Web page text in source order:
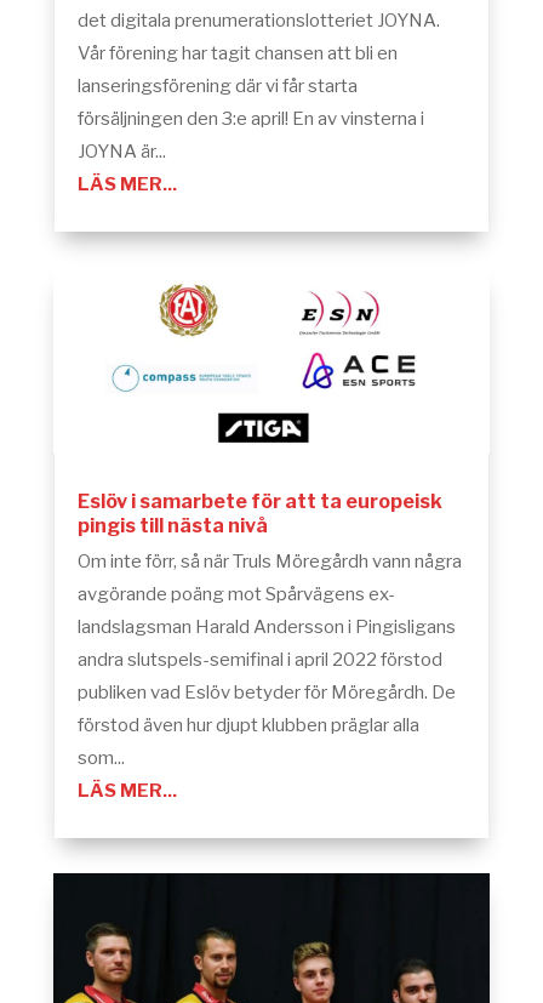
det digitala prenumerationslotteriet JOYNA.
Vår förening har tagit chansen att bli en
lanseringsförening där vi får starta
försäljningen den 3:e april! En av vinsterna i
JOYNA är...
LÄS MER...
Eslöv i samarbete för att ta europeisk
pingis till nästa nivå
Om inte förr, så när Truls Möregårdh vann några
avgörande poäng mot Spårvägens ex-
landslagsman Harald Andersson i Pingisligans
andra slutspels-semifinal i april 2022 förstod
publiken vad Eslöv betyder för Möregårdh. De
förstod även hur djupt klubben präglar alla
som...
LÄS MER...